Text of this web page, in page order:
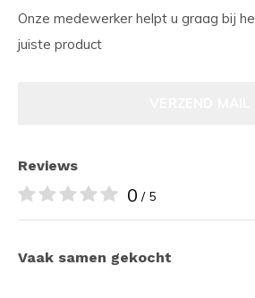
Onze medewerker helpt u graag bij
juiste product
Reviews
0 / 5
Vaak samen gekocht